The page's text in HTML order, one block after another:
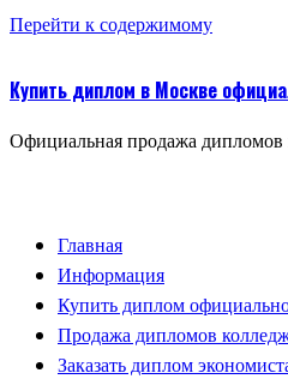
Перейти к содержимому
Купить диплом в Москве
Официальная продажа дипломов
Главная
Информация
Купить диплом
Продажа дипломов
Заказать диплом